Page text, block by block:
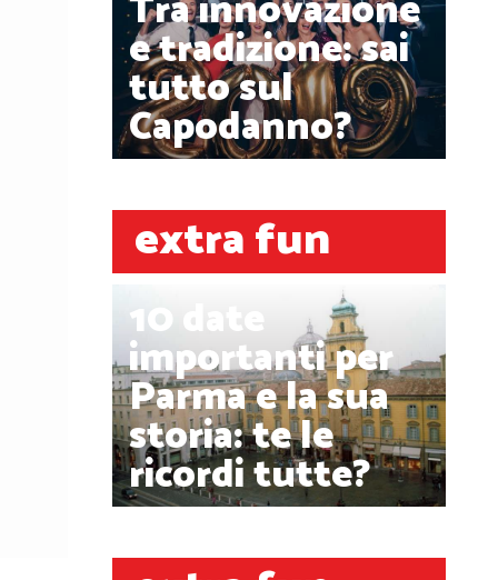
e tradizione: sai
tutto sul
Capodanno?
extra fun
10 date
importanti per
Parma e la sua
storia: te le
ricordi tutte?